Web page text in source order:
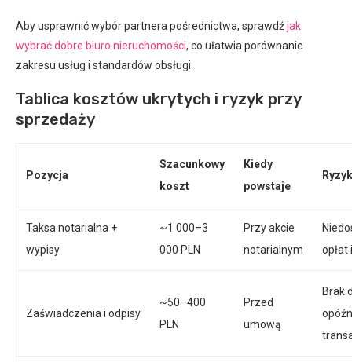
Aby usprawnić wybór partnera pośrednictwa, sprawdźjak
wybrać dobre biuro nieruchomości, co ułatwia porównanie
zakresu usług i standardów obsługi.
Tablica kosztów ukrytych i ryzyk przy
sprzedaży
Pozycja
Szacunkowy
koszt
Kiedy
powstaje
Taksa notarialna +
wypisy
~1 000–3
000 PLN
Przy akcie
notarialnym
opłat
Zaświadczenia i odpisy
~50–400
PLN
Przed
umową
Brak